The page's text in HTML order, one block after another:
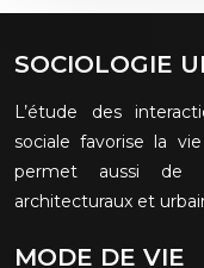
SOCIOLOGIE
L’étude des
sociale favorise la
permet aussi de
architecturaux et
MODE DE VIE